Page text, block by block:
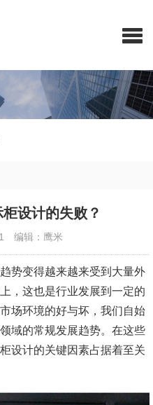
设计的失败？
编辑：鹰米
势变得越来越来受到大量外
，这也是行业发展到一定的
场环境的好与坏，我们自始
域的常规发展趋势。在这些
设计的关键因素占据着至关